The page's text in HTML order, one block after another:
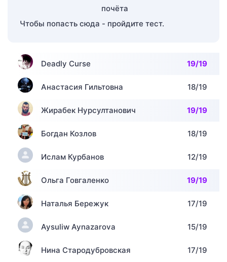
Чтобы попасть сюда - пройдите тест.
Deadly Curse 19/19
Анастасия Гильтовна 18/19
Жирабек Нурсултанович 19/19
Богдан Козлов 18/19
Ислам Курбанов 12/19
Ольга Говгаленко 19/19
Наталья Бережук 17/19
Aysuliw Aynazarova 15/19
Нина Стародубровская 17/19